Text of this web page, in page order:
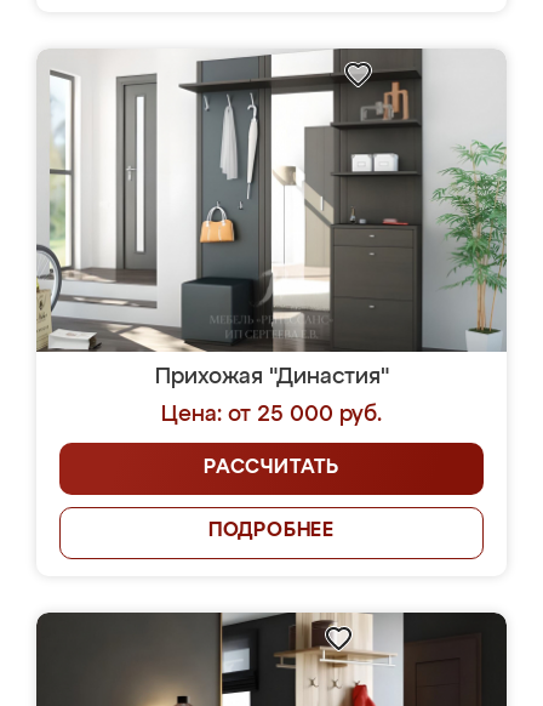
Прихожая "Династия"
Цена: от 25 000 руб.
РАССЧИТАТЬ
ПОДРОБНЕЕ